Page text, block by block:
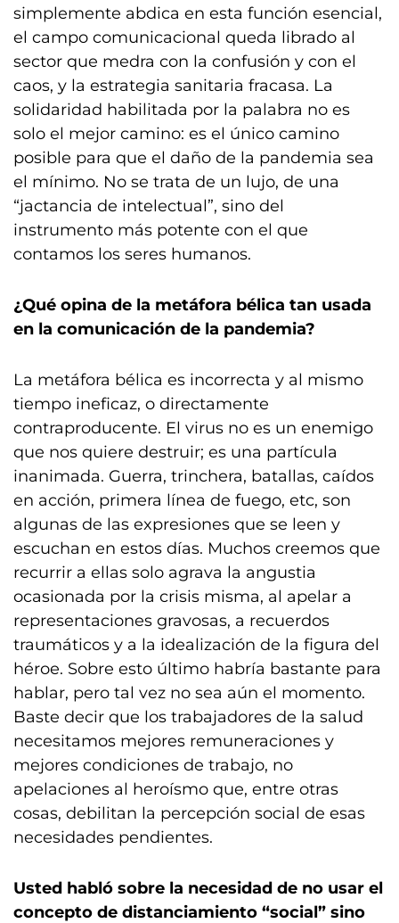
simplemente abdica en esta función esencial,
el campo comunicacional queda librado al
sector que medra con la confusión y con el
caos, y la estrategia sanitaria fracasa. La
solidaridad habilitada por la palabra no es
solo el mejor camino: es el único camino
posible para que el daño de la pandemia sea
el mínimo. No se trata de un lujo, de una
“jactancia de intelectual”, sino del
instrumento más potente con el que
contamos los seres humanos.
¿Qué opina de la metáfora bélica tan usada
en la comunicación de la pandemia?
La metáfora bélica es incorrecta y al mismo
tiempo ineficaz, o directamente
contraproducente. El virus no es un enemigo
que nos quiere destruir; es una partícula
inanimada. Guerra, trinchera, batallas, caídos
en acción, primera línea de fuego, etc, son
algunas de las expresiones que se leen y
escuchan en estos días. Muchos creemos que
recurrir a ellas solo agrava la angustia
ocasionada por la crisis misma, al apelar a
representaciones gravosas, a recuerdos
traumáticos y a la idealización de la figura del
héroe. Sobre esto último habría bastante para
hablar, pero tal vez no sea aún el momento.
Baste decir que los trabajadores de la salud
necesitamos mejores remuneraciones y
mejores condiciones de trabajo, no
apelaciones al heroísmo que, entre otras
cosas, debilitan la percepción social de esas
necesidades pendientes.
Usted habló sobre la necesidad de no usar el
concepto de distanciamiento “social” sino